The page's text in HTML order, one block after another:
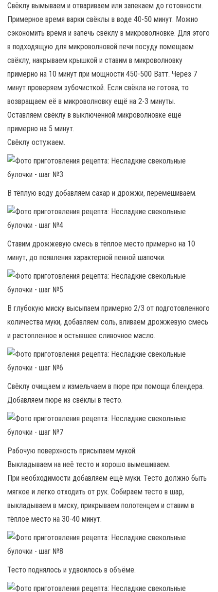
Свёклу вымываем и отвариваем или запекаем до готовности.
Примерное время варки свёклы в воде 40-50 минут. Можно
сэкономить время и запечь свёклу в микроволновке. Для этого
в подходящую для микроволновой печи посуду помещаем
свёклу, накрываем крышкой и ставим в микроволновку
примерно на 10 минут при мощности 450-500 Ватт. Через 7
минут проверяем зубочисткой. Если свёкла не готова, то
возвращаем её в микроволновку ещё на 2-3 минуты.
Оставляем свёклу в выключенной микроволновке ещё
примерно на 5 минут.
Свёклу остужаем.
В тёплую воду добавляем сахар и дрожжи, перемешиваем.
Ставим дрожжевую смесь в тёплое место примерно на 10
минут, до появления характерной пенной шапочки.
В глубокую миску высыпаем примерно 2/3 от подготовленного
количества муки, добавляем соль, вливаем дрожжевую смесь
и растопленное и остывшее сливочное масло.
Свёклу очищаем и измельчаем в пюре при помощи блендера.
Добавляем пюре из свёклы в тесто.
Рабочую поверхность присыпаем мукой.
Выкладываем на неё тесто и хорошо вымешиваем.
При необходимости добавляем ещё муки. Тесто должно быть
мягкое и легко отходить от рук. Собираем тесто в шар,
выкладываем в миску, прикрываем полотенцем и ставим в
тёплое место на 30-40 минут.
Тесто поднялось и удвоилось в объёме.